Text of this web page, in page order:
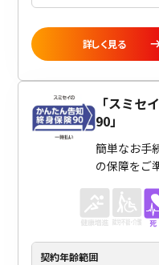
詳しく見る
「スミセ
90」
簡単なお手
の保障をご
契約年齢範囲